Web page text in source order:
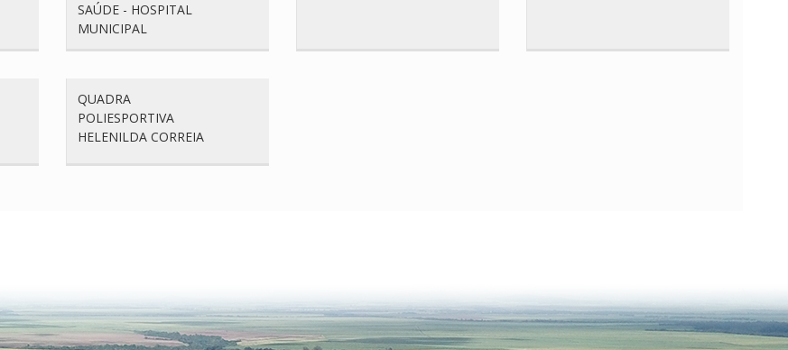
SAÚDE - HOSPITAL
MUNICIPAL
QUADRA
POLIESPORTIVA
HELENILDA CORREIA